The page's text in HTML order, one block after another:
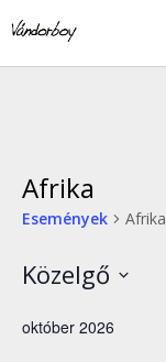
to
content
Afrika
Események Afrika
Közelgő
kiválasztása.
október 2026